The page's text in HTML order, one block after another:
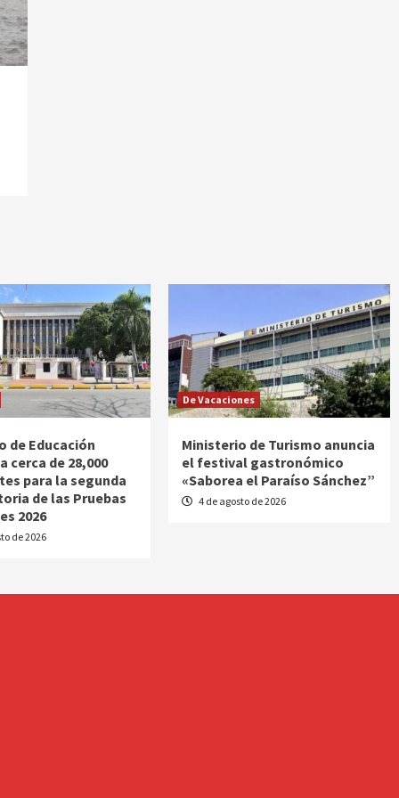
de Educación
cerca de 28,000
para la segunda
de las Pruebas
2026
de 2026
De Vacaciones
Ministerio de Turismo anuncia
el festival gastronómico
«Saborea el Paraíso Sánchez”
4 de agosto de 2026